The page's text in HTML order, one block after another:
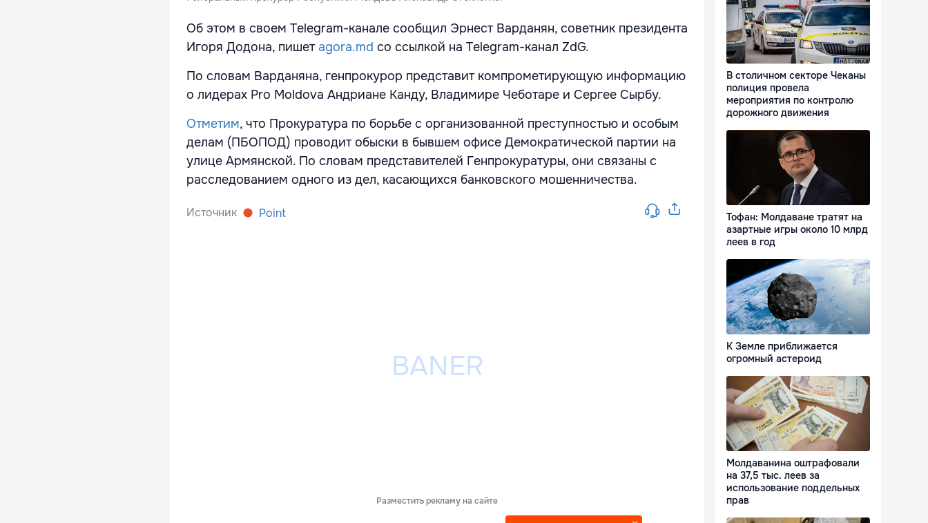
Об этом в своем Telegram-канале сообщил Эрнест Варданян, советник президента
Игоря Додона, пишет аgora.md cо ссылкой на Telegram-канал ZdG.
По словам Варданяна, генпрокурор представит компрометирующую информацию
о лидерах Pro Moldova Андриане Канду, Владимире Чеботаре и Сергее Сырбу.
Отметим, что Прокуратура по борьбе с организованной преступностью и особым
делам (ПБОПОД) проводит обыски в бывшем офисе Демократической партии на
улице Армянской. По словам представителей Генпрокуратуры, они связаны с
расследованием одного из дел, касающихся банковского мошенничества.
Источник Point
Разместить рекламу на сайте
В столичном секторе Чеканы
полиция провела
мероприятия по контролю
дорожного движения
Тофан: Молдаване тратят на
азартные игры около 10 млрд
леев в год
К Земле приближается
огромный астероид
Молдаванина оштрафовали
на 37,5 тыс. леев за
использование поддельных
прав